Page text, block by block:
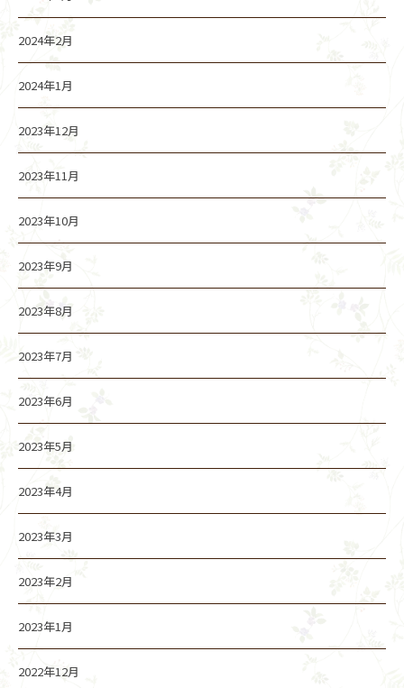
2024年2月
2024年1月
2023年12月
2023年11月
2023年10月
2023年9月
2023年8月
2023年7月
2023年6月
2023年5月
2023年4月
2023年3月
2023年2月
2023年1月
2022年12月